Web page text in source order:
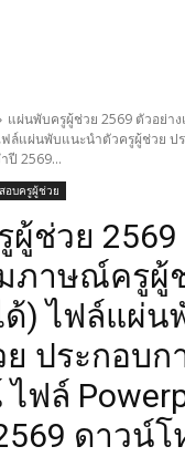
แผ่นพับครูผู้ช่วย 2569 ตัวอย่
ฟล์แผ่นพับแนะนำตัวครูผู้ช่วย ป
ปี 2569...
สอบครูผู้ช่วย
ช่วย 2569
ภาษณ์ครูผู้
ด้) ไฟล์แผ่น
ประกอบก
ฟล์
ดาวน์